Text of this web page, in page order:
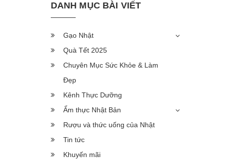
DANH MỤC BÀI VIẾT
Gạo Nhật
Quà Tết 2025
Chuyên Mục Sức Khỏe & Làm
Đẹp
Kênh Thực Dưỡng
Ẩm thực Nhật Bản
Rượu và thức uống của Nhật
Tin tức
Khuyến mãi